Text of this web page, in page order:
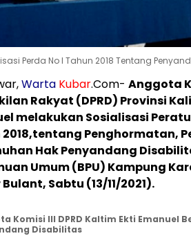
Perda No I Tahun 2018 Tentang
Warta Kubar.Com- Anggota
Rakyat (DPRD) Provinsi
melakukan Sosialisasi
2018,tentang Penghormatan,
Hak Penyandang
Umum (BPU) Kampung
Sabtu (13/11/2021).
Komisi III DPRD Kaltim Ekti Emanuel
Disabilitas